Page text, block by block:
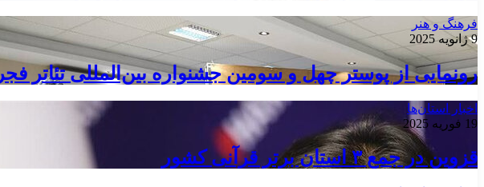
فرهنگ و هنر
9 ژانویه 2025
رونمایی از پوستر چهل و سومین جشنواره بین‌المللی تئاتر فجر
اخبار استان‌ها
19 فوریه 2025
قزوین در جمع ۳ استان برتر قرآنی کشور